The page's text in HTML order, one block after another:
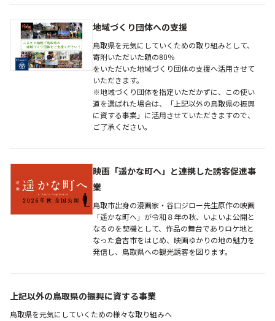
地域づくり団体への支援
鳥取県を元気にしていくための取り組みとして、
寄附いただいた額の80％
をいただいた地域づくり団体の支援へ活用させて
いただきます。
※地域づくり団体を指定いただかずに、この使い
道を選ばれた場合は、「上記以外の鳥取県の振興
に資する事業」に活用させていただきますので、
ご了承ください。
映画「遥かな町へ」と連携した誘客促進事
業
鳥取市出身の漫画家・谷口ジロー先生原作の映画
「遥かな町へ」が令和８年の秋、いよいよ公開と
なるのを契機として、作品の舞台でありロケ地と
なった倉吉市をはじめ、映画ゆかりの地の魅力を
発信し、鳥取県への観光誘客を図ります。
上記以外の鳥取県の振興に資する事業
鳥取県を元気にしていくための様々な取り組みへ